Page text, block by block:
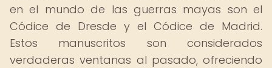
en el mundo de las guerras mayas son el
Códice de Dresde y el Códice de Madrid.
Estos manuscritos son considerados
verdaderas ventanas al pasado, ofreciendo